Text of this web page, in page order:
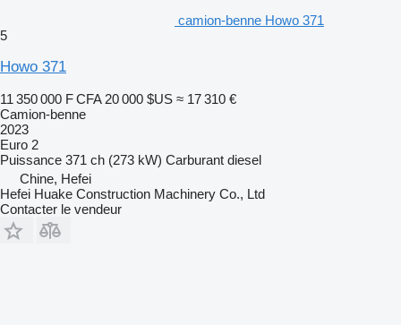
camion-benne Howo 371
5
Howo 371
11 350 000 F CFA 20 000 $US ≈ 17 310 €
Camion-benne
2023
Euro 2
Puissance 371 ch (273 kW) Carburant diesel
Chine, Hefei
Hefei Huake Construction Machinery Co., Ltd
Contacter le vendeur